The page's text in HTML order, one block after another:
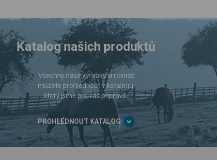
Katalog našich produktů
Všechny naše výrobky si rovněž
můžete prohlédnout v katalogu,
který jsme pro vás připravili.
PROHLÉDNOUT KATALOG